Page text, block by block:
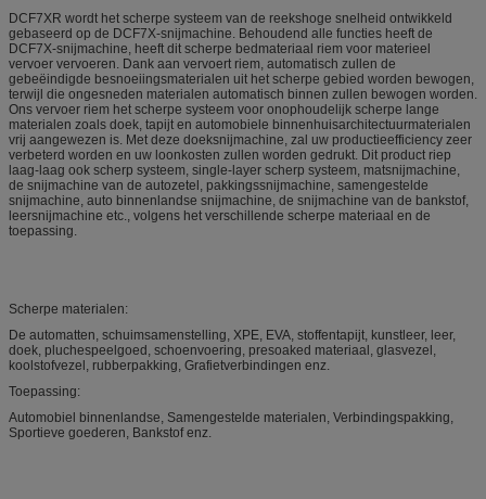
DCF7XR wordt het scherpe systeem van de reekshoge snelheid ontwikkeld
gebaseerd op de DCF7X-snijmachine. Behoudend alle functies heeft de
DCF7X-snijmachine, heeft dit scherpe bedmateriaal riem voor materieel
vervoer vervoeren. Dank aan vervoert riem, automatisch zullen de
gebeëindigde besnoeiingsmaterialen uit het scherpe gebied worden bewogen,
terwijl die ongesneden materialen automatisch binnen zullen bewogen worden.
Ons vervoer riem het scherpe systeem voor onophoudelijk scherpe lange
materialen zoals doek, tapijt en automobiele binnenhuisarchitectuurmaterialen
vrij aangewezen is. Met deze doeksnijmachine, zal uw productieefficiency zeer
verbeterd worden en uw loonkosten zullen worden gedrukt. Dit product riep
laag-laag ook scherp systeem, single-layer scherp systeem, matsnijmachine,
de snijmachine van de autozetel, pakkingssnijmachine, samengestelde
snijmachine, auto binnenlandse snijmachine, de snijmachine van de bankstof,
leersnijmachine etc., volgens het verschillende scherpe materiaal en de
toepassing.
Scherpe materialen:
De automatten, schuimsamenstelling, XPE, EVA, stoffentapijt, kunstleer, leer,
doek, pluchespeelgoed, schoenvoering, presoaked materiaal, glasvezel,
koolstofvezel, rubberpakking, Grafietverbindingen enz.
Toepassing:
Automobiel binnenlandse, Samengestelde materialen, Verbindingspakking,
Sportieve goederen, Bankstof enz.